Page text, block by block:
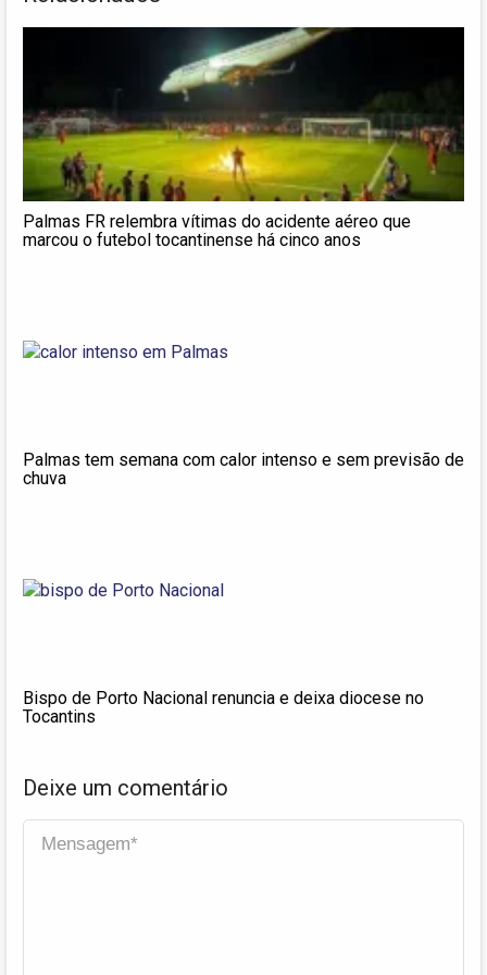
Palmas FR relembra vítimas do acidente aéreo que
marcou o futebol tocantinense há cinco anos
Palmas tem semana com calor intenso e sem previsão de
chuva
Bispo de Porto Nacional renuncia e deixa diocese no
Tocantins
Deixe um comentário